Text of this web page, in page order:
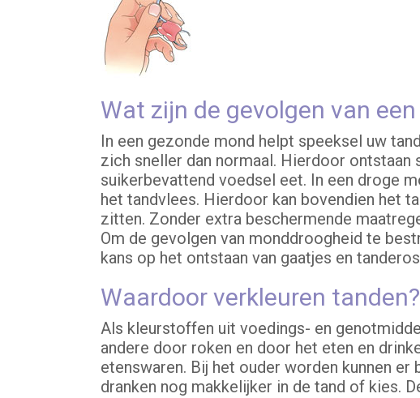
Wat zijn de gevolgen van
In een gezonde mond helpt speeksel uw
zich sneller dan normaal. Hierdoor ontstaan
suikerbevattend voedsel eet. In een droge
het tandvlees. Hierdoor kan bovendien het
zitten. Zonder extra beschermende
Om de gevolgen van monddroogheid te
kans op het ontstaan van gaatjes en
Waardoor verkleuren tanden?
Als kleurstoffen uit voedings- en
andere door roken en door het eten en
etenswaren. Bij het ouder worden kunnen
dranken nog makkelijker in de tand of kies.